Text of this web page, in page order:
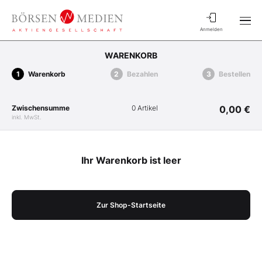
Anmelden
WARENKORB
Warenkorb Bezahlen Bestellen
Zwischensumme
inkl. MwSt.
0 Artikel 0,00 €
Ihr Warenkorb ist leer
Zur Shop-Startseite